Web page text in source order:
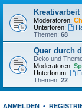
Kreativarbeit
Moderatoren:
Unterforen:
Themen: 68
Quer durch
Deko und
Moderatoren:
Unterforum:
Themen: 22
ANMELDEN •